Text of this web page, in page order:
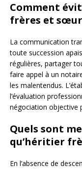
Comment
frères et
La communication
toute succession
régulières, partager
faire appel à un
les malentendus.
l’évaluation
négociation objective
Quels sont
qu’héritier
En l’absence de